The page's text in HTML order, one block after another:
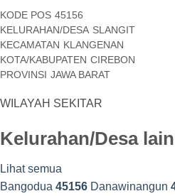
KODE POS 45156
KELURAHAN/DESA SLANGIT
KECAMATAN KLANGENAN
KOTA/KABUPATEN CIREBON
PROVINSI JAWA BARAT
WILAYAH SEKITAR
Kelurahan/Desa
Lihat semua
Bangodua 45156 Danawinangun